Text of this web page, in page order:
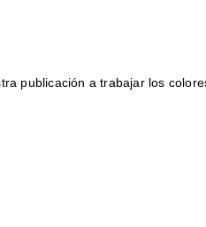
publicación a trabajar los